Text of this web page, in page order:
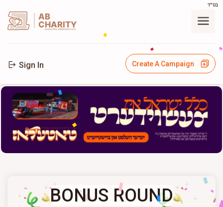
בס"ד
AB
CHARITY
powerd by ahblicklive.com
Sign In Create A Campaign
BONUS ROUND